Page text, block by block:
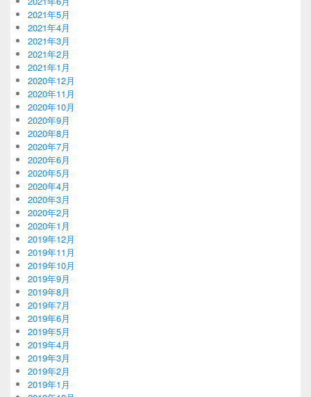
2021年5月
2021年4月
2021年3月
2021年2月
2021年1月
2020年12月
2020年11月
2020年10月
2020年9月
2020年8月
2020年7月
2020年6月
2020年5月
2020年4月
2020年3月
2020年2月
2020年1月
2019年12月
2019年11月
2019年10月
2019年9月
2019年8月
2019年7月
2019年6月
2019年5月
2019年4月
2019年3月
2019年2月
2019年1月